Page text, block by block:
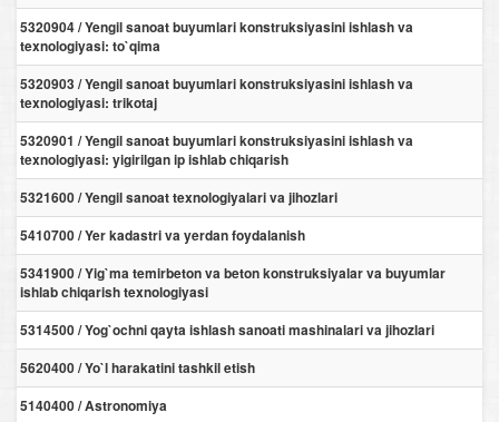
5320904 / Yengil sanoat buyumlari konstruksiyasini ishlash va
texnologiyasi: to`qima
5320903 / Yengil sanoat buyumlari konstruksiyasini ishlash va
texnologiyasi: trikotaj
5320901 / Yengil sanoat buyumlari konstruksiyasini ishlash va
texnologiyasi: yigirilgan ip ishlab chiqarish
5321600 / Yengil sanoat texnologiyalari va jihozlari
5410700 / Yer kadastri va yerdan foydalanish
5341900 / Yig`ma temirbeton va beton konstruksiyalar va buyumlar
ishlab chiqarish texnologiyasi
5314500 / Yog`ochni qayta ishlash sanoati mashinalari va jihozlari
5620400 / Yo`l harakatini tashkil etish
5140400 / Astronomiya